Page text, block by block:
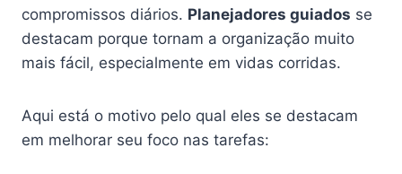
compromissos diários. Planejadores guiados se
destacam porque tornam a organização muito
mais fácil, especialmente em vidas corridas.
Aqui está o motivo pelo qual eles se destacam
em melhorar seu foco nas tarefas: